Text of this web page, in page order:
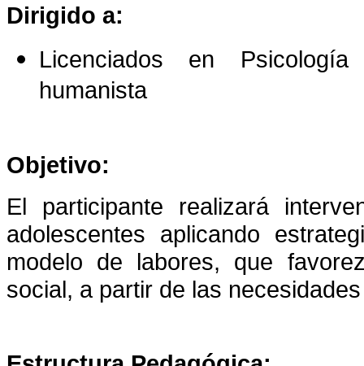
Dirigido a:
Licenciados en
humanista
Objetivo:
El participante realizará
adolescentes aplicando
modelo de labores, que
social, a partir de las